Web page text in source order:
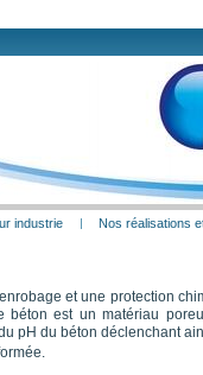
industrie Nos réalisations
et une protection
béton est un matériau
pH du béton déclenchant